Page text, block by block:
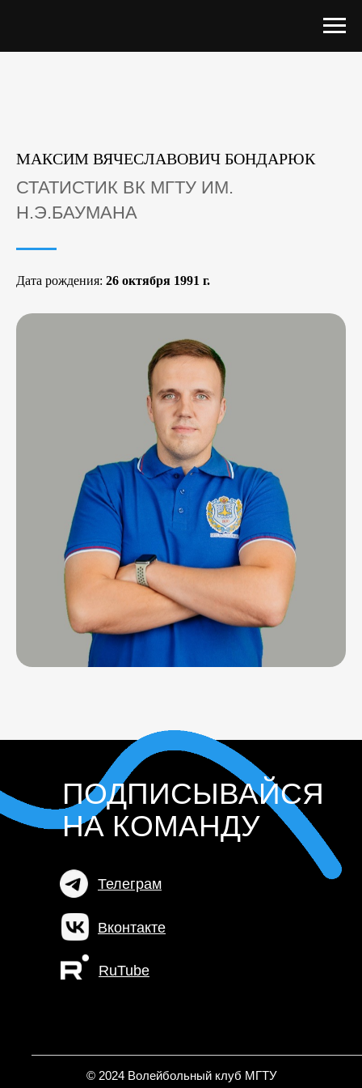
МАКСИМ ВЯЧЕСЛАВОВИЧ БОНДАРЮК
СТАТИСТИК ВК МГТУ ИМ.
Н.Э.БАУМАНА
Дата рождения: 26 октября 1991 г.
ПОДПИСЫВАЙСЯ
НА КОМАНДУ
© 2024 Волейбольный клуб МГТУ
RuTube
Вконтакте
Телеграм